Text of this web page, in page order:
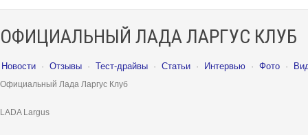
ОФИЦИАЛЬНЫЙ ЛАДА ЛАРГУС КЛУБ
Новости · Отзывы · Тест-драйвы · Статьи · Интервью · Фото ·
Официальный Лада Ларгус Клуб
LADA Largus